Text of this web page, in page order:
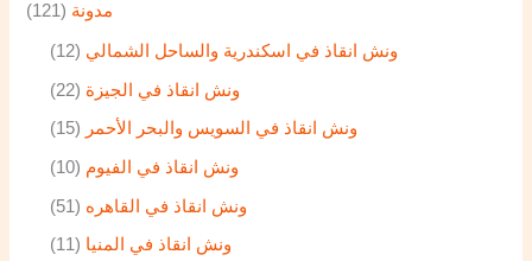
مدونة (121)
ونش انقاذ في اسكندرية والساحل الشمالي (12)
ونش انقاذ في الجيزة (22)
ونش انقاذ في السويس والبحر الأحمر (15)
ونش انقاذ في الفيوم (10)
ونش انقاذ في القاهره (51)
ونش انقاذ في المنيا (11)